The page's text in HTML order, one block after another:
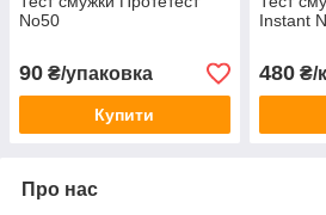
No50
90 ₴/упаковка
Купити
Instant
480₴/
Про нас